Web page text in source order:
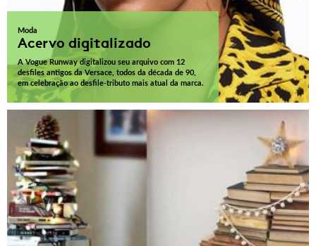
Moda
Acervo digitalizado
A Vogue Runway digitalizou seu arquivo com 12
desfiles antigos da Versace, todos da década de 90,
em celebração ao desfile-tributo mais atual da marca.